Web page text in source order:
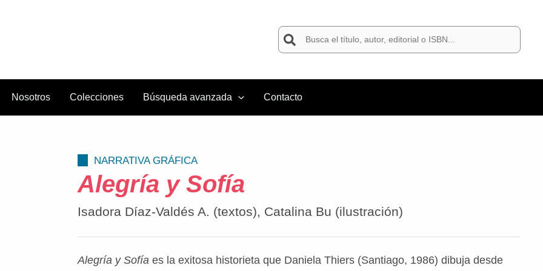
Buscar
por:
Nosotros Colecciones Búsqueda avanzada Contacto
NARRATIVA GRÁFICA
Alegría y Sofía
Isadora Díaz-Valdés A. (textos), Catalina Bu (ilustración)
Alegría y Sofía es la exitosa historieta que Daniela Thiers (Santiago, 1986) dibuja desde